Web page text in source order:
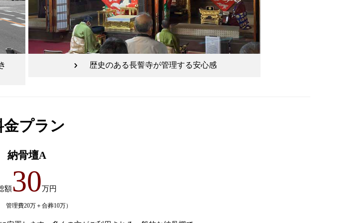
歴史のある長誓寺が管理する安心感
金プラン
納骨壇A
額30万円
管理費20万＋合葬10万）